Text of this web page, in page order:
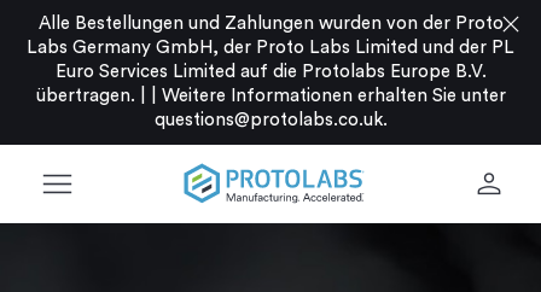
Alle Bestellungen und Zahlungen wurden von der Proto
Labs Germany GmbH, der Proto Labs Limited und der PL
Euro Services Limited auf die Protolabs Europe B.V.
übertragen. |
Weitere Informationen erhalten Sie unter
questions@protolabs.co.uk.
close
menu person